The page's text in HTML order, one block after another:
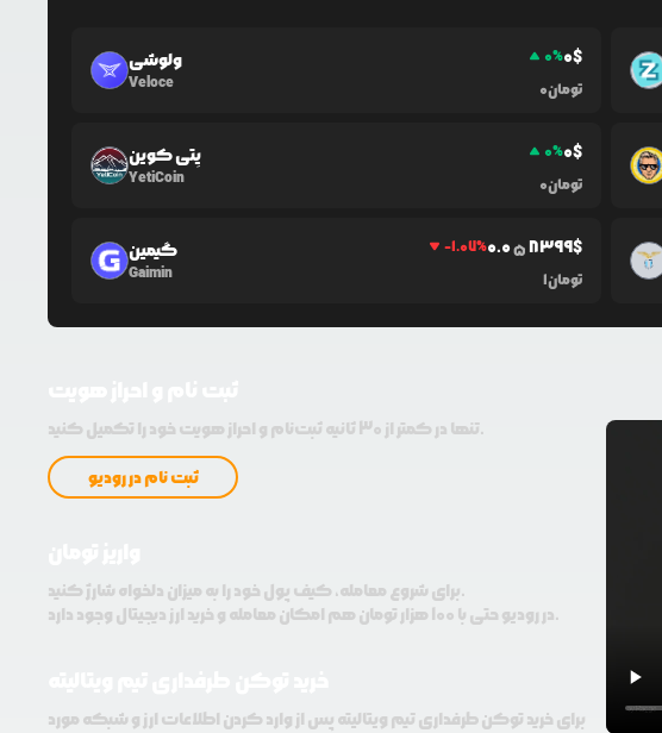
ولوشی
Veloce
0%0$
0تومان
یِتی کوین
YetiCoin
0%0$
0تومان
گیمین
Gaimin
-1.07%0.05 8399$
1تومان
تنها در کمتر از 30 ثانیه ثبت‌نام و احراز هویت خود را تکمیل کنید.
ثبت نام در رودیو
برای شروع معامله، کیف پول خود را به میزان دلخواه شارژ کنید.
در رودیو حتی با 100 هزار تومان هم امکان معامله و خرید ارز دیجیتال وجود دارد.
برای خرید توکن طرفداری تیم ویتالیته پس از وارد کردن اطلاعات ارز و شبکه مورد